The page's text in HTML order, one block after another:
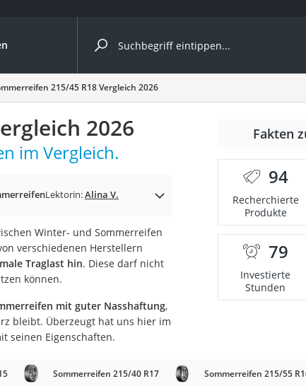
Vergleiche nach Kategorie
(4 Fahrräder)
l)
215/45 R18 Vergleich 2026
2026
im Vergleich.
Lektorin:Alina V.
Winter- und Sommerreifen
verschiedenen Herstellern
Traglast hin. Diese darf nicht
können.
mit guter Nasshaftung,
bleibt. Überzeugt hat uns hier im
seinen Eigenschaften.
Fakten
94
Recherchierte
Produkte
79
Investierte
Stunden
Sommerreifen 215/40 R17 Sommerreifen 215/55